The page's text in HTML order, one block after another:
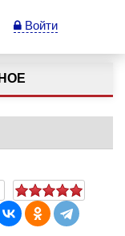
Войти